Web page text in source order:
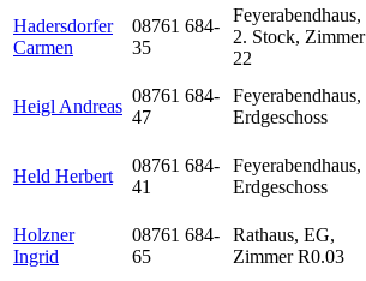
Hadersdorfer
Carmen
08761 684-
35
Feyerabendhaus,
2. Stock, Zimmer
22
Heigl Andreas
08761 684-
47
Feyerabendhaus,
Erdgeschoss
Held Herbert
08761 684-
41
Feyerabendhaus,
Erdgeschoss
Holzner
Ingrid
08761 684-
65
Rathaus, EG,
Zimmer R0.03